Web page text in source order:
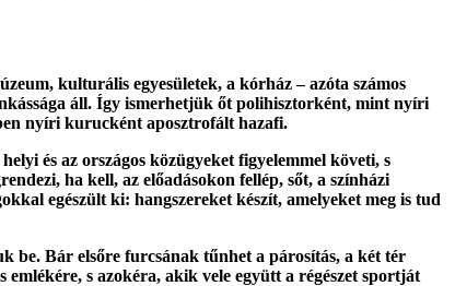
kulturális egyesületek, a kórház – azóta számos
áll. Így ismerhetjük őt polihisztorként, mint nyíri
nyíri kurucként aposztrofált hazafi.
és az országos közügyeket figyelemmel követi, s
ha kell, az előadásokon fellép, sőt, a színházi
egészült ki: hangszereket készít, amelyeket meg is tud
be. Bár elsőre furcsának tűnhet a párosítás, a két tér
s azokéra, akik vele együtt a régészet sportját